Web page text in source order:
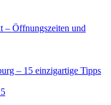
– Öffnungszeiten und
– 15 einzigartige Tipps